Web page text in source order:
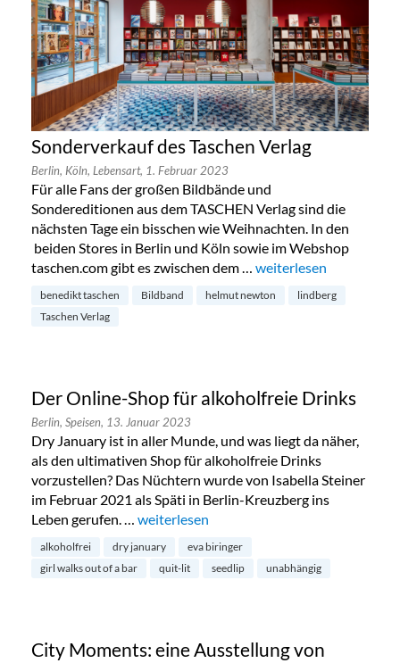
Sonderverkauf des Taschen Verlag
Berlin, Köln, Lebensart, 1. Februar 2023
Für alle Fans der großen Bildbände und
Sondereditionen aus dem TASCHEN Verlag sind die
nächsten Tage ein bisschen wie Weihnachten. In den
beiden Stores in Berlin und Köln sowie im Webshop
taschen.com gibt es zwischen dem … „Sonderverkauf des
weiterlesen
benedikt taschen Bildband helmut newton
lindberg
Taschen Verlag
Der Online-Shop für alkoholfreie Drinks
Berlin, Speisen, 13. Januar 2023
Dry January ist in aller Munde, und was liegt da näher,
als den ultimativen Shop für alkoholfreie Drinks
vorzustellen? Das Nüchtern wurde von Isabella Steiner
im Februar 2021 als Späti in Berlin-Kreuzberg ins
Leben gerufen. … „Der Online-Shop für alkoholfreie Drinks“
weiterlesen
alkoholfrei dry january
eva biringer
girl walks out of a bar
quit-lit seedlip unabhängig
City Moments: eine Ausstellung von